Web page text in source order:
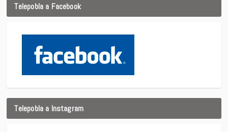
Telepobla a Facebook
Telepobla a Instagram